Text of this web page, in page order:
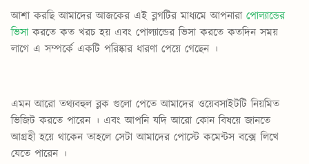
আশা করছি আমাদের আজকের এই ব্লগটির মাধ্যমে আপনারা পোল্যান্ডের
ভিসাকরতে কত খরচ হয় এবং পোল্যান্ডের ভিসা করতে কতদিন সময়
লাগে এ সম্পর্কে একটি পরিষ্কার ধারণা পেয়ে গেছেন ।
এমন আরো তথ্যবহুল ব্লক গুলো পেতে আমাদের ওয়েবসাইটটি নিয়মিত
ভিজিট করতে পারেন । এবং আপনি যদি আরো কোন বিষয়ে জানতে
আগ্রহী হয়ে থাকেন তাহলে সেটা আমাদের পোস্টে কমেন্টস বক্সে লিখে
যেতে পারেন ।